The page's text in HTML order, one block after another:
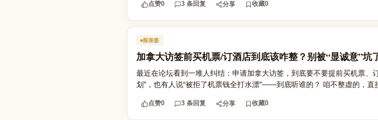
点赞0 3 条回复 分享 收藏0
探亲签
加拿大访签前买机票/订酒店到底该咋整？别被“显诚意”坑
最近在论坛看到一堆人纠结：申请加拿大访签，到底要不要提前买机票、
划”，也有人说“被拒了机票钱全打水漂”——到底听谁的？ 咱不整虚的，直
点赞0 3 条回复 分享 收藏0